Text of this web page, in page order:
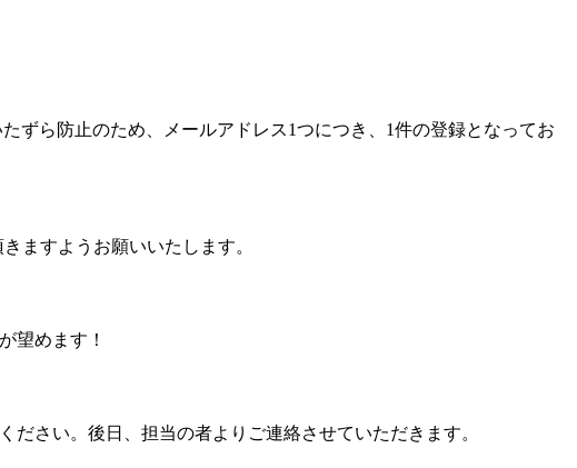
ずら防止のため、メールアドレス1つにつき、1件の登録となってお
ますようお願いいたします。
望めます！
さい。後日、担当の者よりご連絡させていただきます。